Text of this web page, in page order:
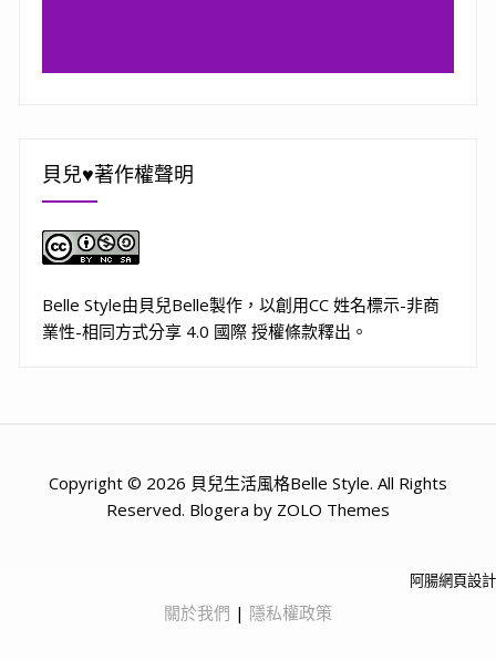
貝兒♥著作權聲明
Belle Style由貝兒Belle製作，以創用CC 姓名標示-非商
業性-相同方式分享 4.0 國際 授權條款釋出。
Copyright © 2026 貝兒生活風格Belle Style. All Rights
Reserved. Blogera by ZOLO Themes
阿腸網頁設計
關於我們 | 隱私權政策